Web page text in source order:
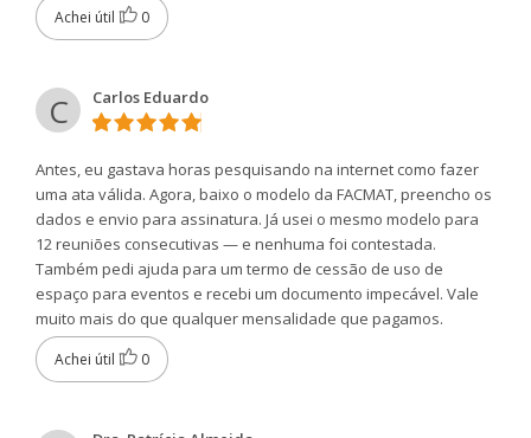
Achei útil 0
C Carlos Eduardo
Antes, eu gastava horas pesquisando na internet como fazer
uma ata válida. Agora, baixo o modelo da FACMAT, preencho os
dados e envio para assinatura. Já usei o mesmo modelo para
12 reuniões consecutivas — e nenhuma foi contestada.
Também pedi ajuda para um termo de cessão de uso de
espaço para eventos e recebi um documento impecável. Vale
muito mais do que qualquer mensalidade que pagamos.
Achei útil 0